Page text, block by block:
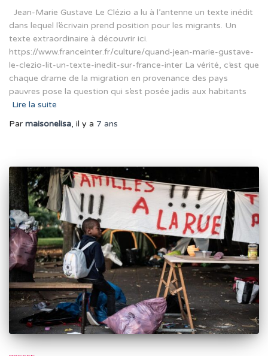
Jean-Marie Gustave Le Clézio a lu à l’antenne un texte inédit
dans lequel l’écrivain prend position pour les migrants. Un
texte extraordinaire à découvrir ici.
https://www.franceinter.fr/culture/quand-jean-marie-gustave-
le-clezio-lit-un-texte-inedit-sur-france-inter La vérité, c’est que
chaque drame de la migration en provenance des pays
pauvres pose la question qui s’est posée jadis aux habitants
Lire la suite
Par maisonelisa, il y a 7 ans